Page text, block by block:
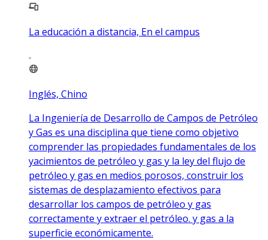
La educación a distancia, En el campus
Inglés, Chino
La Ingeniería de Desarrollo de Campos de Petróleo
y Gas es una disciplina que tiene como objetivo
comprender las propiedades fundamentales de los
yacimientos de petróleo y gas y la ley del flujo de
petróleo y gas en medios porosos, construir los
sistemas de desplazamiento efectivos para
desarrollar los campos de petróleo y gas
correctamente y extraer el petróleo. y gas a la
superficie económicamente.